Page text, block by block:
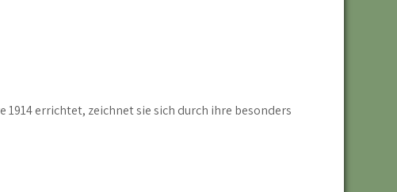
errichtet, zeichnet sie sich durch ihre besonders